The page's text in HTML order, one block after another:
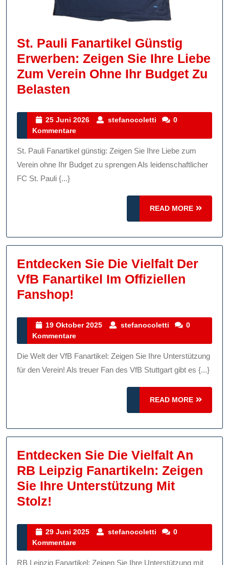
St. Pauli Fanartikel Günstig
Erwerben: Zeigen Sie Ihre Liebe
Zum Verein Ohne Ihr Budget Zu
Belasten
Fanartikel
Günstig
Erwerben:
Zeigen
Sie
Verein
Ohne
Ihr
Budget
Zu
Belasten
25 Juni 2026
25
2026
stefanocoletti stefanocoletti
0
Kommentare
St. Pauli Fanartikel günstig: Zeigen Sie Ihre Liebe zum
Verein ohne Ihr Budget zu sprengen Als leidenschaftlicher
FC St. Pauli {...}
READ MORE
READ
MORE
Entdecken Sie Die Vielfalt Der
VfB Fanartikel Im Offiziellen
Fanshop!
Die
Vielfalt
Der
VfB
Fanartikel
Offiziellen
Fanshop!
19 Oktober 2025
19
2025
stefanocoletti stefanocoletti
0
Kommentare
Die Welt der VfB Fanartikel: Zeigen Sie Ihre Unterstützung
für den Verein! Als treuer Fan des VfB Stuttgart gibt es {...}
READ MORE
READ
MORE
Entdecken Sie Die Vielfalt An
RB Leipzig Fanartikeln: Zeigen
Sie Ihre Unterstützung Mit
Stolz!
Die
Vielfalt
An
29 Juni 2025
29
2025
stefanocoletti stefanocoletti
0
Kommentare
RB Leipzig Fanartikel: Zeigen Sie Ihre Unterstützung mit